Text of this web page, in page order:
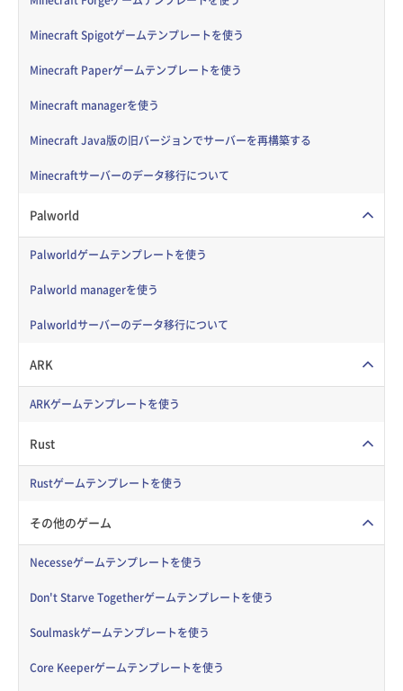
Minecraft Spigotゲームテンプレートを使う
Minecraft Paperゲームテンプレートを使う
Minecraft managerを使う
Minecraft Java版の旧バージョンでサーバーを再構築する
Minecraftサーバーのデータ移行について
Palworld
Palworldゲームテンプレートを使う
Palworld managerを使う
Palworldサーバーのデータ移行について
ARK
ARKゲームテンプレートを使う
Rust
Rustゲームテンプレートを使う
その他のゲーム
Necesseゲームテンプレートを使う
Don't Starve Togetherゲームテンプレートを使う
Soulmaskゲームテンプレートを使う
Core Keeperゲームテンプレートを使う